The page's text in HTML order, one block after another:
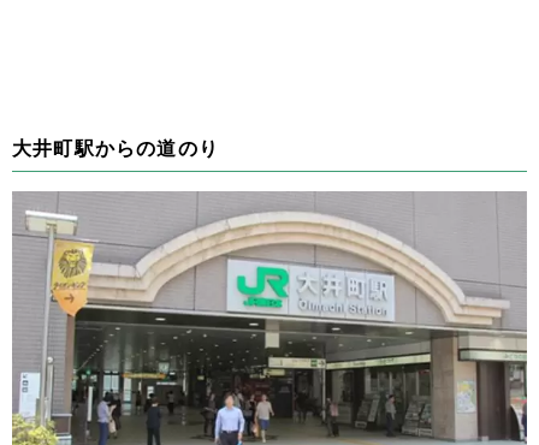
大井町駅からの道のり